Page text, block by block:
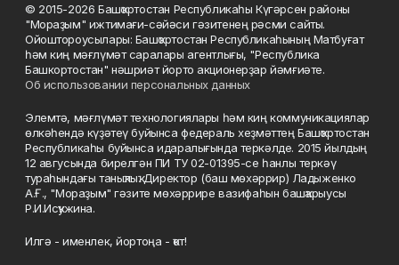
© 2015-2026 Башҡортостан Республикаһы Күгәрсен районы
"Мораҙым" ижтимағи-сәйәси гәзитенең рәсми сайты.
Ойоштороусылары: Башҡортостан Республикаһының Матбуғат
һәм киң мәғлүмәт саралары агентлығы, "Республика
Башкортостан" нәшриәт йорто акционерҙар йәмғиәте.
Об использовании персональных данных
Элемтә, мәғлүмәт технологиялары һәм киң коммуникациялар
өлкәһендә күҙәтеү буйынса федераль хеҙмәттең Башҡортостан
Республикаһы буйынса идаралығында теркәлде. 2015 йылдың
12 авгусында бирелгән ПИ ТУ 02-01395-се һанлы теркәү
тураһындағы таныҡлыҡ. Директор (баш мөхәррир) Ладыженко
А.Ғ., "Мораҙым" гәзите мөхәррире вазифаһын башҡарыусы
Р.И.Исҡужина.
Илгә - именлек, йортоңа - ҡот!